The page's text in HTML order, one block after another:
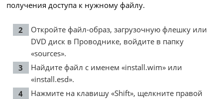
получения доступа к нужному файлу.
Откройте файл-образ, загрузочную флешку или
DVD диск в Проводнике, войдите в папку
«sources».
Найдите файл с именем «install.wim» или
«install.esd».
Нажмите на клавишу «Shift», щелкните правой